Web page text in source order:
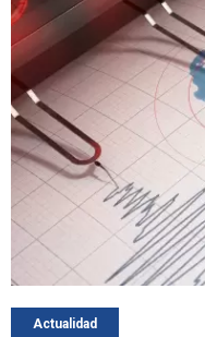
Actualidad